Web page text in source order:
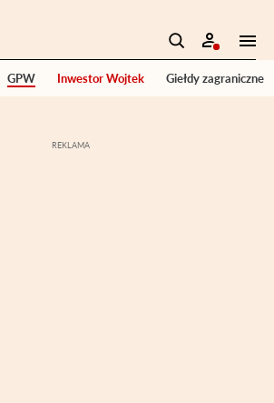
GPW Inwestor Wojtek Giełdy zagraniczne